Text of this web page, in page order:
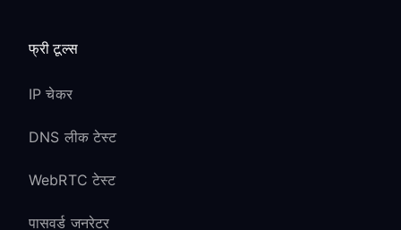
फ्री टूल्स
IP चेकर
DNS लीक टेस्ट
WebRTC टेस्ट
पासवर्ड जनरेटर